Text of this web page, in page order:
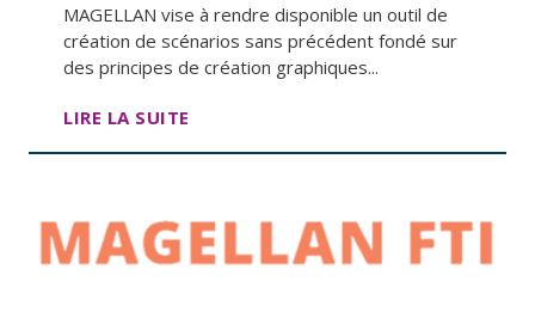
MAGELLAN vise à rendre disponible un outil de
création de scénarios sans précédent fondé sur
des principes de création graphiques...
LIRE LA SUITE